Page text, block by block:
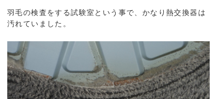
羽毛の検査をする試験室という事で、かなり熱交換器は
汚れていました。